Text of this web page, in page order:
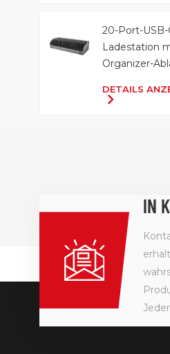
20-Port-USB-
Ladestation
Organizer-
DETAILS
IN